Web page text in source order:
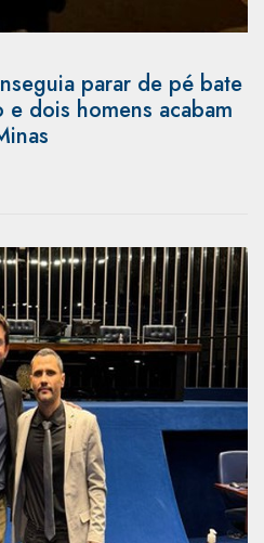
parar de pé bate
dois homens acabam